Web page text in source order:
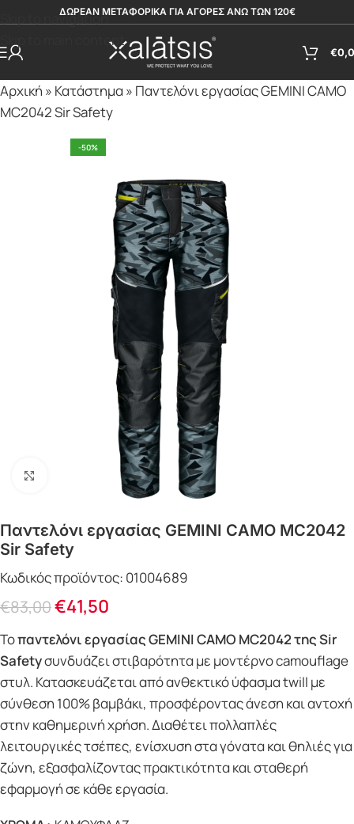
Skip to navigation
Skip to main content
ΔΩΡΕΑΝ ΜΕΤΑΦΟΡΙΚΑ ΓΙΑ ΑΓΟΡΕΣ ΑΝΩ ΤΩΝ 120€
€
Αρχική » Κατάστημα» Παντελόνι εργασίας GEMINI CAMO
MC2042 Sir Safety
-50%
Click to enlarge
Παντελόνι εργασίας GEMINI CAMO MC2042
Sir Safety
Κωδικός προϊόντος: 01004689
€83,00€41,50
Τοπαντελόνι εργασίας GEMINI CAMO MC2042 της Sir
Safetyσυνδυάζει στιβαρότητα με μοντέρνο camouflage
στυλ. Κατασκευάζεται από ανθεκτικό ύφασμα twill με
σύνθεση 100% βαμβάκι, προσφέροντας άνεση και αντοχή
στην καθημερινή χρήση. Διαθέτει πολλαπλές
λειτουργικές τσέπες, ενίσχυση στα γόνατα και θηλιές για
ζώνη, εξασφαλίζοντας πρακτικότητα και σταθερή
εφαρμογή σε κάθε εργασία.